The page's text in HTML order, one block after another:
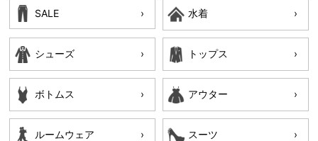
SALE 水着
シューズ トップス
ボトムス アウター
ルームウェア スーツ